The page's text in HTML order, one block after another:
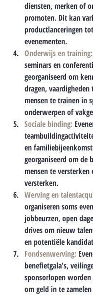
diensten, merken of
promoten. Dit kan
productlanceringen
evenementen.
Onderwijs en training:
seminars en
georganiseerd om
dragen,
mensen te trainen in
onderwerpen of
Sociale binding:
en
georganiseerd om de
mensen te versterken
versterken.
Werving en
organiseren soms
jobbeurzen, open
drives om nieuw
en potentiële
Fondsenwerving:
benefietgala's,
sponsorlopen worden
om geld in te